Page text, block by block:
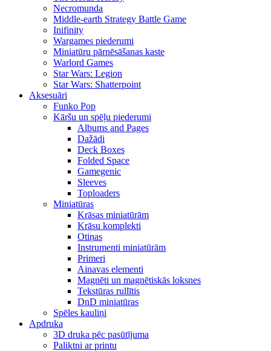
Necromunda
Middle-earth Strategy Battle Game
Inifinity
Wargames piederumi
Miniatūru pārnēsāšanas kaste
Warlord Games
Star Wars: Legion
Star Wars: Shatterpoint
Aksesuāri
Funko Pop
Kāršu un spēļu piederumi
Albums and Pages
Dažādi
Deck Boxes
Folded Space
Gamegenic
Sleeves
Toploaders
Miniatūras
Krāsas miniatūrām
Krāsu komplekti
Otiņas
Instrumenti miniatūrām
Primeri
Ainavas elementi
Magnēti un magnētiskās loksnes
Tekstūras rullītis
DnD miniatūras
Spēles kauliņi
Apdruka
3D druka pēc pasūtījuma
Paliktni ar printu